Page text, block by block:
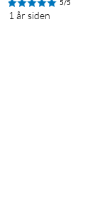
Sikkerhet:
- Lås opp med
- Lås med et
- Dørklokken
-
Taleassistenter:
5/5
1 år siden